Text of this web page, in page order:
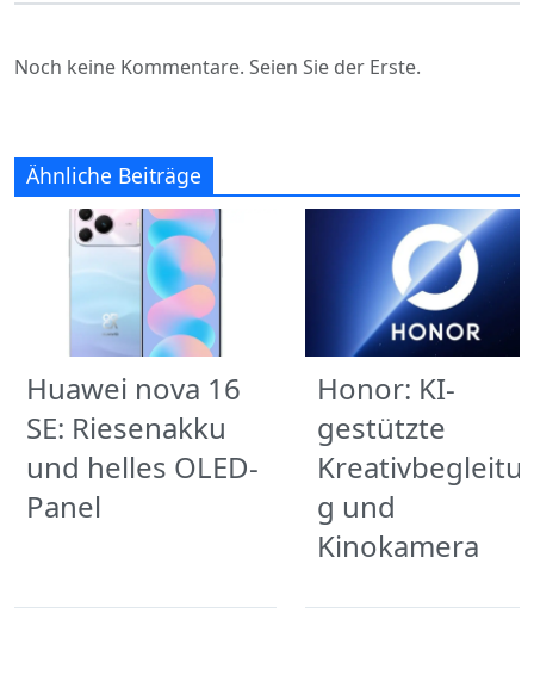
Noch keine Kommentare. Seien Sie der Erste.
Ähnliche Beiträge
Huawei nova 16
SE: Riesenakku
und helles OLED-
Panel
Honor: KI-
gestützte
g und
Kinokamera